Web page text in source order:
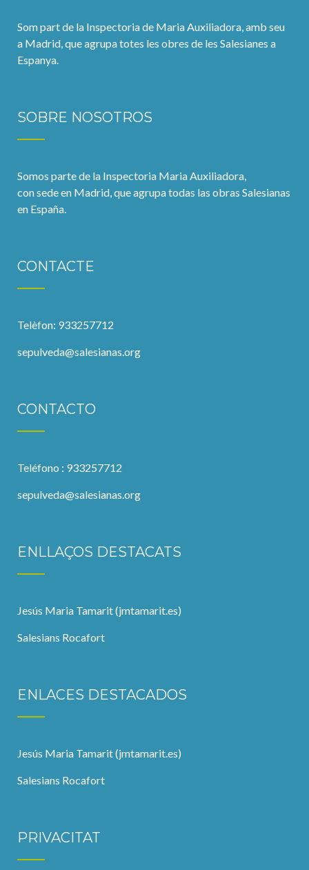
Som part de la Inspectoria de Maria Auxiliadora, amb seu
a Madrid, que agrupa totes les obres de les Salesianes a
Espanya.
SOBRE NOSOTROS
Somos parte de la Inspectoria Maria Auxiliadora,
con sede en Madrid, que agrupa todas las obras Salesianas
en España.
CONTACTE
Telèfon: 933257712
sepulveda@salesianas.org
CONTACTO
Teléfono : 933257712
sepulveda@salesianas.org
ENLLAÇOS DESTACATS
Jesús Maria Tamarit (jmtamarit.es)
Salesians Rocafort
ENLACES DESTACADOS
Jesús Maria Tamarit (jmtamarit.es)
Salesians Rocafort
PRIVACITAT